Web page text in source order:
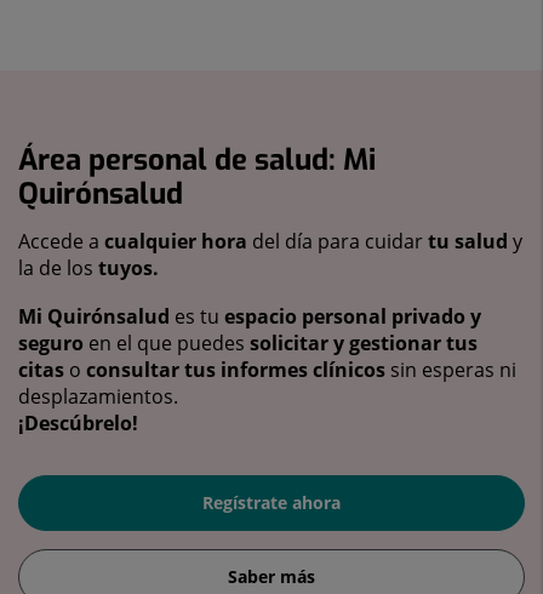
Área personal de salud: Mi
Quirónsalud
Accede a cualquier hora del día para cuidartu salud y
la de los tuyos.
Mi Quirónsalud es tu espacio personal privado y
seguro en el que puedes solicitar y gestionar tus
citas o consultar tus informes clínicos sin esperas ni
desplazamientos.
¡Descúbrelo!
Regístrate ahora
Saber más